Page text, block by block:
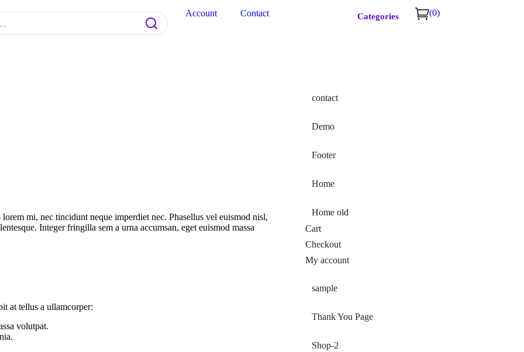
Account Contact Categories (0)
mi, nec tincidunt neque imperdiet nec. Phasellus vel euismod nisl,
Integer fringilla sem a urna accumsan, eget euismod massa
at tellus a ullamcorper:
volutpat.
contact
Demo
Footer
Home
Home old
Cart
Checkout
My account
sample
Thank You Page
Shop-2